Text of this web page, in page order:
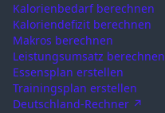
Kalorienbedarf berechnen
Kaloriendefizit berechnen
Makros berechnen
Leistungsumsatz berechnen
Essensplan erstellen
Trainingsplan erstellen
Deutschland-Rechner ↗